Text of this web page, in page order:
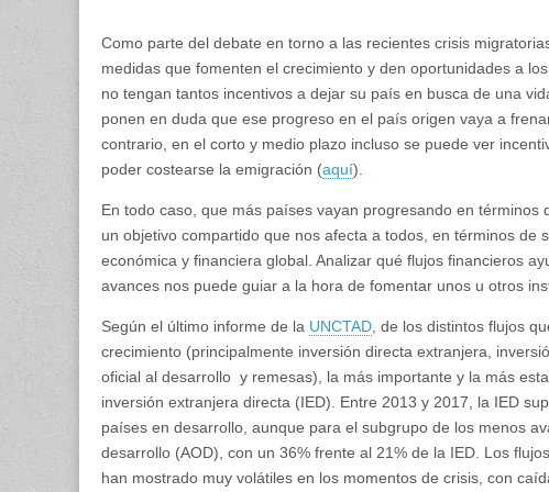
Como parte del debate en torno a las recientes crisis
medidas que fomenten el crecimiento y den oportunidades a
no tengan tantos incentivos a dejar su país en busca de una
ponen en duda que ese progreso en el país origen vaya a
contrario, en el corto y medio plazo incluso se puede ver
poder costearse la emigración (aquí).
En todo caso, que más países vayan progresando en
un objetivo compartido que nos afecta a todos, en términos de
económica y financiera global. Analizar qué flujos financieros
avances nos puede guiar a la hora de fomentar unos u otros
Según el último informe de la UNCTAD , de los distintos flujos
crecimiento (principalmente inversión directa extranjera,
oficial al desarrollo y remesas), la más importante y la más
inversión extranjera directa (IED). Entre 2013 y 2017, la IED
países en desarrollo, aunque para el subgrupo de los menos
desarrollo (AOD), con un 36% frente al 21% de la IED. Los
han mostrado muy volátiles en los momentos de crisis, con